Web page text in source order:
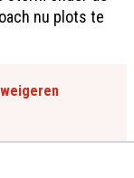
nu plots te